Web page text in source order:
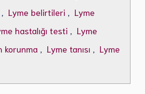
, Lyme belirtileri , Lyme
hastalığı testi , Lyme
korunma , Lyme tanısı , Lyme